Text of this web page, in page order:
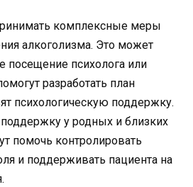
комплексные меры
алкоголизма. Это может
посещение психолога или
разработать план
психологическую поддержку.
у родных и близких
помочь контролировать
и поддерживать пациента на